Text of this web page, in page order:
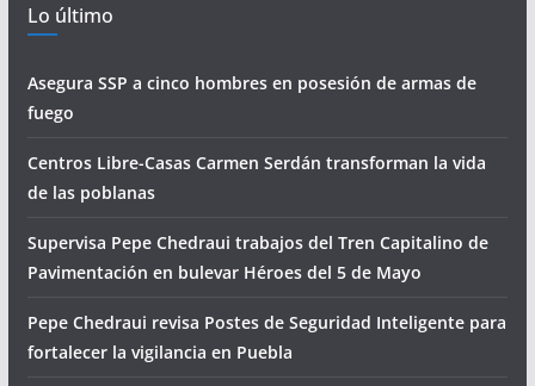
Lo último
Asegura SSP a cinco hombres en posesión de armas de
fuego
Centros Libre-Casas Carmen Serdán transforman la vida
de las poblanas
Supervisa Pepe Chedraui trabajos del Tren Capitalino de
Pavimentación en bulevar Héroes del 5 de Mayo
Pepe Chedraui revisa Postes de Seguridad Inteligente para
fortalecer la vigilancia en Puebla